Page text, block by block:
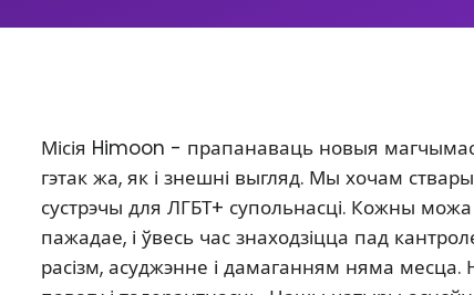
Місія Himoon - прапанаваць новыя
гэтак жа, як і знешні выгляд. Мы хочам
сустрэчы для ЛГБТ+ супольнасці. Кожны
пажадае, і ўвесь час знаходзіцца пад
расізм, асуджэнне і дамаганням няма